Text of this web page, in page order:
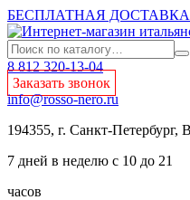
БЕСПЛАТНАЯ ДОСТАВКА
8 812 320-13-04
Заказать звонок
info@rosso-nero.ru
194355, г. Санкт-Петербург,
7 дней в неделю с 10 до 21
часов